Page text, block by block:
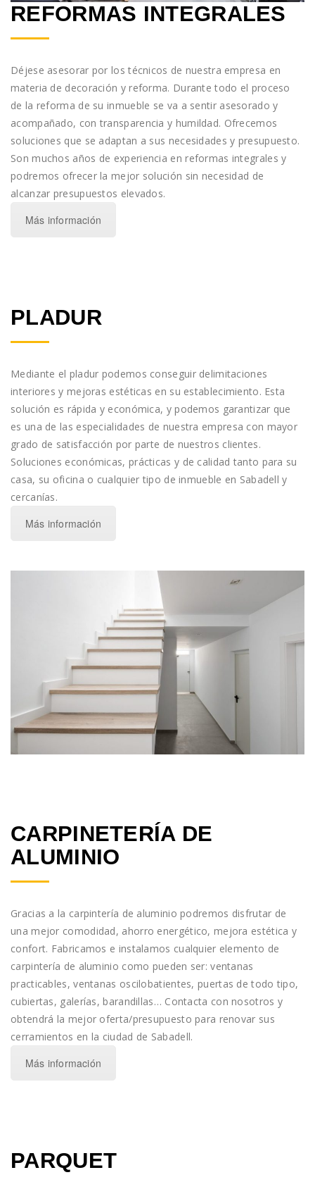
REFORMAS INTEGRALES
Déjese asesorar por los técnicos de nuestra empresa en
materia de decoración y reforma. Durante todo el proceso
de la reforma de su inmueble se va a sentir asesorado y
acompañado, con transparencia y humildad. Ofrecemos
soluciones que se adaptan a sus necesidades y presupuesto.
Son muchos años de experiencia en reformas integrales y
podremos ofrecer la mejor solución sin necesidad de
alcanzar presupuestos elevados.
Más información
PLADUR
Mediante el pladur podemos conseguir delimitaciones
interiores y mejoras estéticas en su establecimiento. Esta
solución es rápida y económica, y podemos garantizar que
es una de las especialidades de nuestra empresa con mayor
grado de satisfacción por parte de nuestros clientes.
Soluciones económicas, prácticas y de calidad tanto para su
casa, su oficina o cualquier tipo de inmueble en Sabadell y
cercanías.
Más información
CARPINETERÍA DE
ALUMINIO
Gracias a la carpintería de aluminio podremos disfrutar de
una mejor comodidad, ahorro energético, mejora estética y
confort. Fabricamos e instalamos cualquier elemento de
carpintería de aluminio como pueden ser: ventanas
practicables, ventanas oscilobatientes, puertas de todo tipo,
cubiertas, galerías, barandillas… Contacta con nosotros y
obtendrá la mejor oferta/presupuesto para renovar sus
cerramientos en la ciudad de Sabadell.
Más información
PARQUET